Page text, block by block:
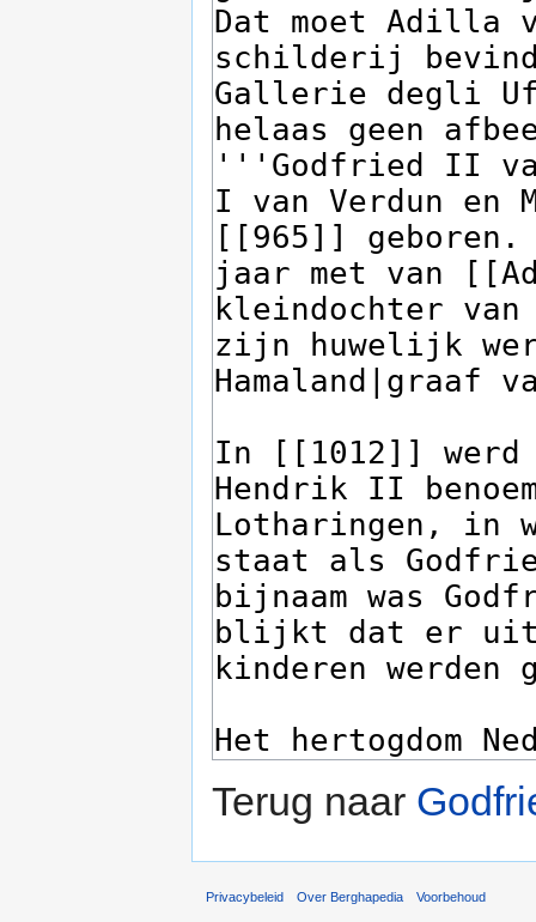
Terug naar
Privacybeleid Over Berghapedia Voorbehoud